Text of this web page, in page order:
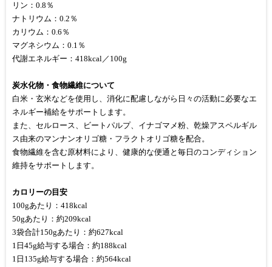
リン：0.8％
ナトリウム：0.2％
カリウム：0.6％
マグネシウム：0.1％
代謝エネルギー：418kcal／100g
炭水化物・食物繊維について
白米・玄米などを使用し、消化に配慮しながら日々の活動に必要なエ
ネルギー補給をサポートします。
また、セルロース、ビートパルプ、イナゴマメ粉、乾燥アスペルギル
ス由来のマンナンオリゴ糖・フラクトオリゴ糖を配合。
食物繊維を含む原材料により、健康的な便通と毎日のコンディション
維持をサポートします。
カロリーの目安
100gあたり：418kcal
50gあたり：約209kcal
3袋合計150gあたり：約627kcal
1日45g給与する場合：約188kcal
1日135g給与する場合：約564kcal